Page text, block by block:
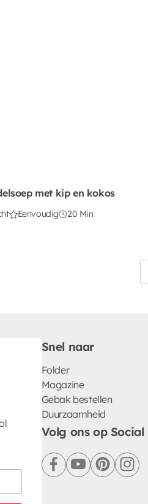
met kip en kokos
Eenvoudig 20 Min
Snel naar
Folder
Magazine
Gebak bestellen
Duurzaamheid
Volg ons op Social
facebookyoutubepinterest